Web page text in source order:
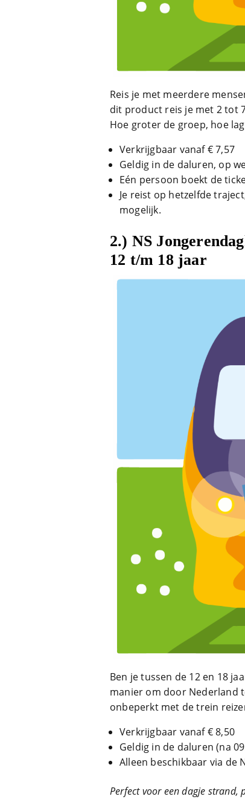
Reis je met meerdere
dit product reis je met 2 tot
Hoe groter de groep, hoe
Verkrijgbaar vanaf € 7,57
Geldig in de daluren, op
Eén persoon boekt de
Je reist op hetzelfde
mogelijk.
2.) NS
12 t/m 18 jaar
Ben je tussen de 12 en 18
manier om door Nederland
onbeperkt met de trein
Verkrijgbaar vanaf € 8,50
Geldig in de daluren (na
Alleen beschikbaar via de
Perfect voor een dagje